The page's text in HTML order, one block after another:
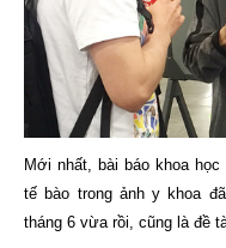
Mới nhất, bài báo khoa
tế bào trong ảnh y khoa
tháng 6 vừa rồi, cũng là đề